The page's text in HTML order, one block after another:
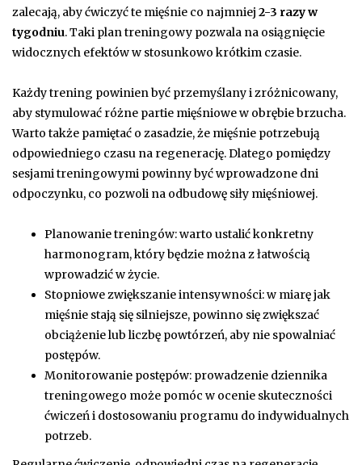
zalecają, aby ćwiczyć te mięśnie co najmniej 2-3 razy w
tygodniu. Taki plan treningowy pozwala na osiągnięcie
widocznych efektów w stosunkowo krótkim czasie.
Każdy trening powinien być przemyślany i zróżnicowany,
aby stymulować różne partie mięśniowe w obrębie brzucha.
Warto także pamiętać o zasadzie, że mięśnie potrzebują
odpowiedniego czasu na regenerację. Dlatego pomiędzy
sesjami treningowymi powinny być wprowadzone dni
odpoczynku, co pozwoli na odbudowę siły mięśniowej.
Planowanie treningów: warto ustalić konkretny
harmonogram, który będzie można z łatwością
wprowadzić w życie.
Stopniowe zwiększanie intensywności: w miarę jak
mięśnie stają się silniejsze, powinno się zwiększać
obciążenie lub liczbę powtórzeń, aby nie spowalniać
postępów.
Monitorowanie postępów: prowadzenie dziennika
treningowego może pomóc w ocenie skuteczności
ćwiczeń i dostosowaniu programu do indywidualnych
potrzeb.